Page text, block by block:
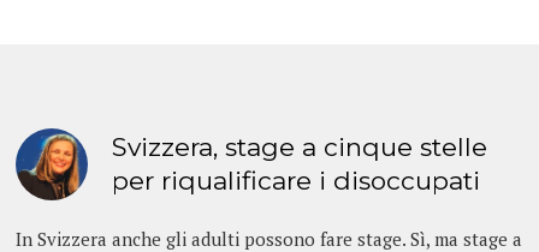
Svizzera, stage a cinque stelle
per riqualificare i disoccupati
In Svizzera anche gli adulti possono fare stage. Sì, ma stage a